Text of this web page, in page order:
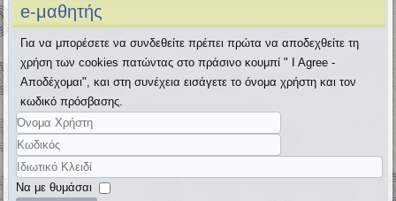
e-μαθητής
Για να μπορέσετε να συνδεθείτε πρέπει πρώτα να αποδεχθείτε τη
χρήση των cookies πατώντας στο πράσινο κουμπί " I Agree -
Αποδέχομαι", και στη συνέχεια εισάγετε το όνομα χρήστη και τον
κωδικό πρόσβασης.
Όνομα
Χρήστη
Κωδικός
Ιδιωτικό
Κλειδί
Να με θυμάσαι